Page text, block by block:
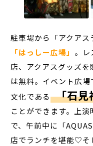
駐車場から「アクアス
「はっしー広場」 。レ
店、アクアスグッズ
は無料。イベント広
文化である 「石見
ことができます。上
で、午前中に「
店でランチを堪能♡そ